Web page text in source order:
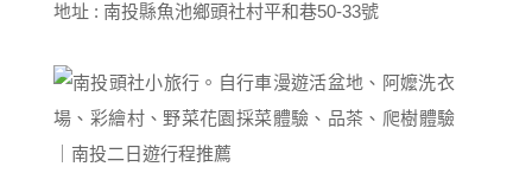
地址 : 南投縣魚池鄉頭社村平和巷50-33號